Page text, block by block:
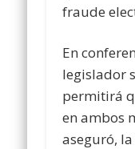
fraude
En
legislador
permitirá
en ambos
aseguró,